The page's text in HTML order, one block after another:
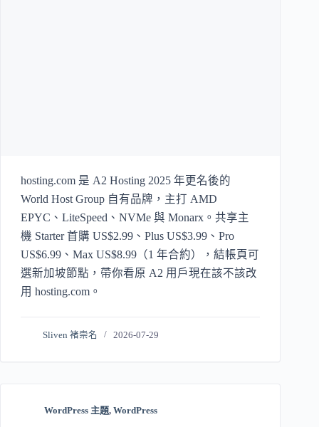
hosting.com 是 A2 Hosting 2025 年更名後的
World Host Group 自有品牌，主打 AMD
EPYC、LiteSpeed、NVMe 與 Monarx。共享主
機 Starter 首購 US$2.99、Plus US$3.99、Pro
US$6.99、Max US$8.99（1 年合約），結帳頁可
選新加坡節點，帶你看原 A2 用戶現在該不該改
用 hosting.com。
Sliven 褚崇名 2026-07-29
WordPress 主題, WordPress